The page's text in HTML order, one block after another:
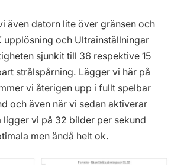
även datorn lite över gränsen och
upplösning och Ultrainställningar
sjunkit till 36 respektive 15
strålspårning. Lägger vi här på
vi återigen upp i fullt spelbar
och även när vi sedan aktiverar
ligger vi på 32 bilder per sekund
men ändå helt ok.